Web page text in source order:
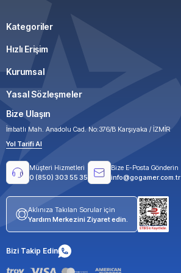
Kategoriler
Hızlı Erişim
Kurumsal
Yasal Sözleşmeler
Bize Ulaşın
İmbatlı Mah. Anadolu Cad. No:376/B Karşıyaka / İZMİR
Yol Tarifi Al
Müşteri Hizmetleri
0 (850) 303 55 35
Bize E-Posta Gönderin
info@gogamer.com.tr
Aklınıza Takılan Sorular için
Yardım Merkezini Ziyaret edin.
Bizi Takip Edin